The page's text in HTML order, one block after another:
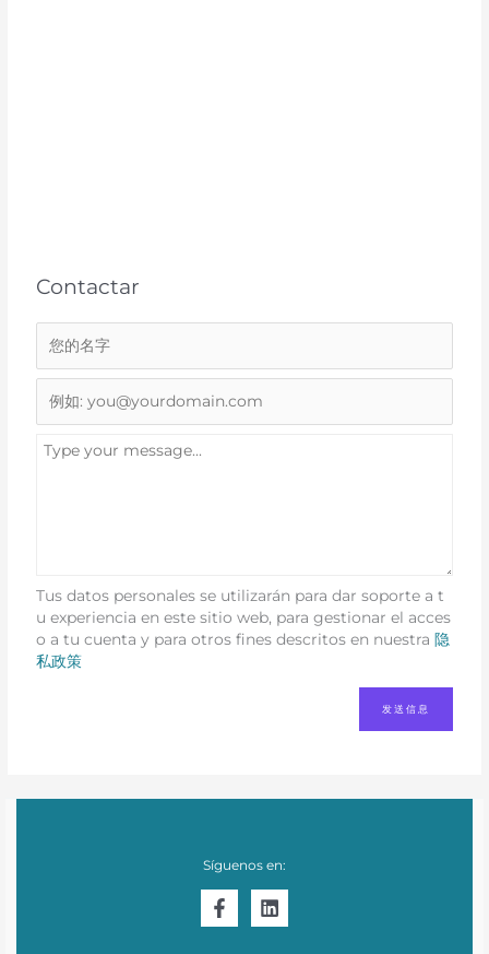
Contactar
Tus datos personales se utilizarán para dar soporte a t
u experiencia en este sitio web, para gestionar el acces
o a tu cuenta y para otros fines descritos en nuestra 隐
私政策
Síguenos en: